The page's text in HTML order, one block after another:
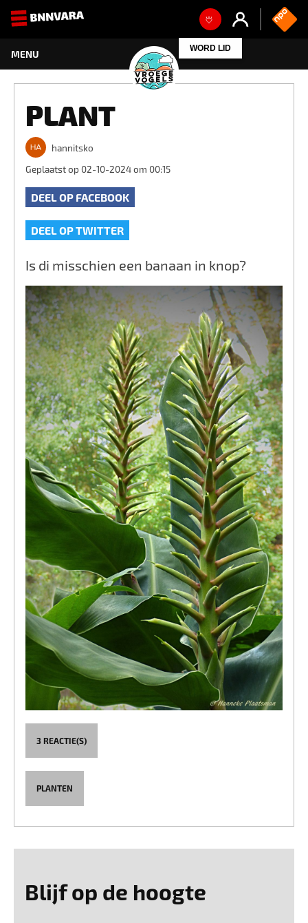
WORD LID
PLANT
hannitsko
Geplaatst op 02-10-2024 om 00:15
DEEL OP FACEBOOK
DEEL OP TWITTER
Is di misschien een banaan in knop?
3 REACTIE(S)
PLANTEN
Blijf op de hoogte